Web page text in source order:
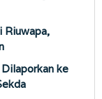
Riuwapa,
ke